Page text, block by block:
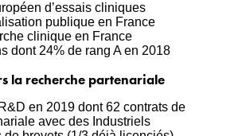
d’essais cliniques
publique en France
clinique en France
dont 24% de rang A en 2018
la recherche partenariale
en 2019 dont 62 contrats de
avec des Industriels